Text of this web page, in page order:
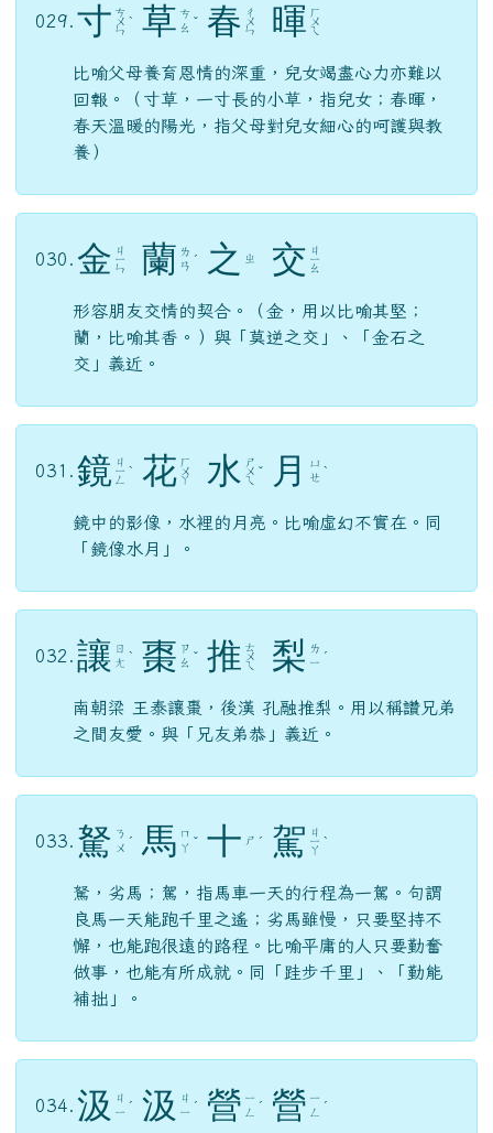
029. 寸 ㄘ
ㄨ
ㄣ
ˋ 草 ㄘ
ㄠ ˇ 春 ㄔ
ㄨ
ㄣ 暉 ㄏ
ㄨ
ㄟ
比喻父母養育恩情的深重，兒女竭盡心力亦難以
回報。（寸草，一寸長的小草，指兒女；春暉，
春天溫暖的陽光，指父母對兒女細心的呵護與教
養）
030. 金 ㄐ
ㄧ
ㄣ 蘭 ㄌ
ㄢ ˊ 之 ㄓ 交 ㄐ
ㄧ
ㄠ
形容朋友交情的契合。（金，用以比喻其堅；
蘭，比喻其香。）與「莫逆之交」、「金石之
交」義近。
031. 鏡 ㄐ
ㄧ
ㄥ
ˋ 花 ㄏ
ㄨ
ㄚ 水 ㄕ
ㄨ
ㄟ
ˇ 月
ㄩ
ㄝ ˋ
鏡中的影像，水裡的月亮。比喻虛幻不實在。同
「鏡像水月」。
032. 讓 ㄖ
ㄤ ˋ 棗 ㄗ
ㄠ ˇ 推 ㄊ
ㄨ
ㄟ 梨 ㄌ
ㄧ ˊ
南朝梁 王泰讓棗，後漢 孔融推梨。用以稱讚兄弟
之間友愛。與「兄友弟恭」義近。
033. 駑 ㄋ
ㄨ ˊ 馬 ㄇ
ㄚ ˇ 十 ㄕ ˊ 駕 ㄐ
ㄧ
ㄚ
ˋ
駑，劣馬；駕，指馬車一天的行程為一駕。句謂
良馬一天能跑千里之遙；劣馬雖慢，只要堅持不
懈，也能跑很遠的路程。比喻平庸的人只要勤奮
做事，也能有所成就。同「跬步千里」、「勤能
補拙」。
034. 汲
ㄐ
ㄧ ˊ 汲
ㄐ
ㄧ ˊ 營 ㄧ
ㄥ
ˊ 營 ㄧ
ㄥ
ˊ